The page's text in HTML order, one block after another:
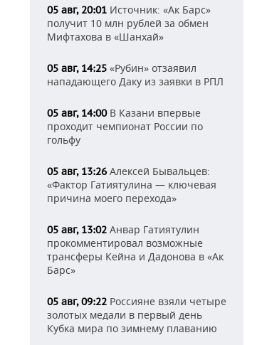
05 авг, 20:01 Источник: «Ак Барс»
получит 10 млн рублей за обмен
Мифтахова в «Шанхай»
05 авг, 14:25 «Рубин» отзаявил
нападающего Даку из заявки в РПЛ
05 авг, 14:00В Казани впервые
проходит чемпионат России по
гольфу
05 авг, 13:26 Алексей Бывальцев:
«Фактор Гатиятулина — ключевая
причина моего перехода»
05 авг, 13:02 Анвар Гатиятулин
прокомментировал возможные
трансферы Кейна и Дадонова в «Ак
Барс»
05 авг, 09:22 Россияне взяли четыре
золотых медали в первый день
Кубка мира по зимнему плаванию